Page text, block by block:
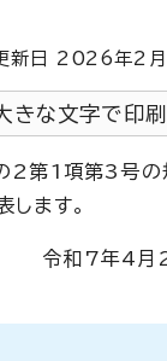
日 2026年2月
きな文字で印刷
2第1項第3号の
ます。
令和7年4月